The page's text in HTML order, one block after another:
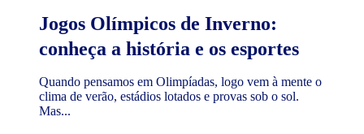
Jogos Olímpicos de Inverno:
conheça a história e os esportes
Quando pensamos em Olimpíadas, logo vem à mente o
clima de verão, estádios lotados e provas sob o sol.
Mas...